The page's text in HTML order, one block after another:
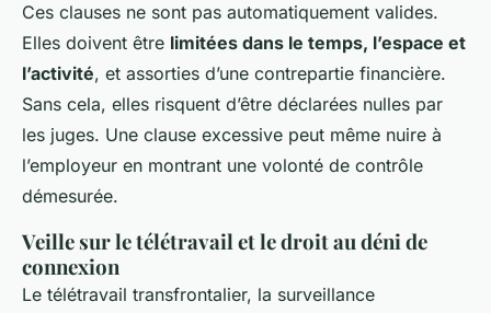
Ces clauses ne sont pas automatiquement valides.
Elles doivent être limitées dans le temps, l’espace et
l’activité, et assorties d’une contrepartie financière.
Sans cela, elles risquent d’être déclarées nulles par
les juges. Une clause excessive peut même nuire à
l’employeur en montrant une volonté de contrôle
démesurée.
Veille sur le télétravail et le droit au déni de
connexion
Le télétravail transfrontalier, la surveillance